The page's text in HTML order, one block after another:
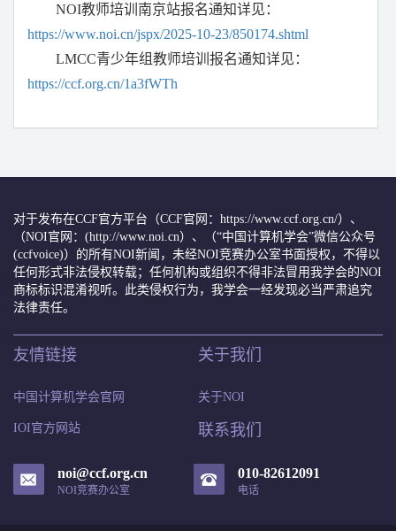
NOI教师培训南京站报名通知详见：
https://www.noi.cn/jspx/2025-10-23/850174.shtml
LMCC青少年组教师培训报名通知详见：
https://ccf.org.cn/1a3fWTh
对于发布在CCF官方平台（CCF官网：https://www.ccf.org.cn/）、
（NOI官网：(http://www.noi.cn）、（“中国计算机学会”微信公众号
(ccfvoice)）的所有NOI新闻，未经NOI竞赛办公室书面授权，不得以
任何形式非法侵权转载；任何机构或组织不得非法冒用我学会的NOI
商标标识混淆视听。此类侵权行为，我学会一经发现必当严肃追究
法律责任。
友情链接
中国计算机学会官网
IOI官方网站
关于我们
关于NOI
联系我们
noi@ccf.org.cn
NOI竞赛办公室
010-82612091
电话